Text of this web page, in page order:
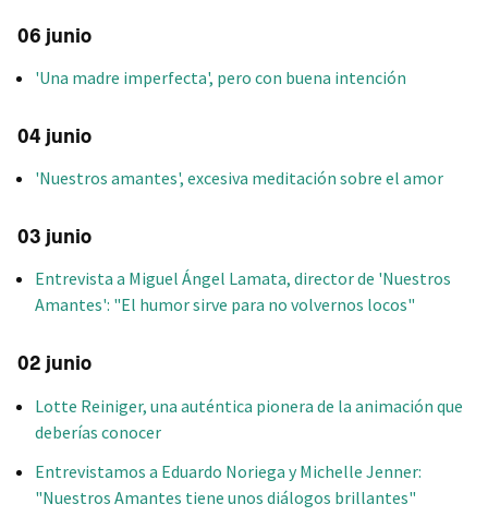
06 junio
'Una madre imperfecta', pero con buena intención
04 junio
'Nuestros amantes', excesiva meditación sobre el amor
03 junio
Entrevista a Miguel Ángel Lamata, director de 'Nuestros
Amantes': "El humor sirve para no volvernos locos"
02 junio
Lotte Reiniger, una auténtica pionera de la animación que
deberías conocer
Entrevistamos a Eduardo Noriega y Michelle Jenner:
"Nuestros Amantes tiene unos diálogos brillantes"